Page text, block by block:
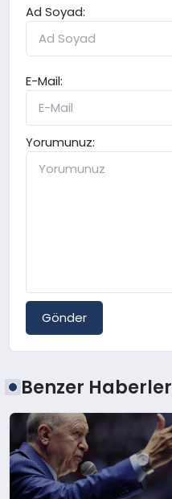
Ad Soyad:
E-Mail:
Yorumunuz:
Gönder
Benzer Haberler